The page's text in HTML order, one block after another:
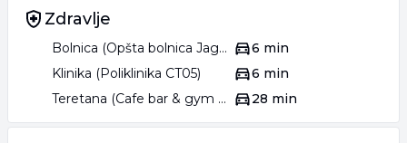
Zdravlje
Bolnica (Opšta bolnica Jagodina)
6 min
Klinika (Poliklinika CT05)
6 min
Teretana (Cafe bar & gym Mr. Hill)
28 min